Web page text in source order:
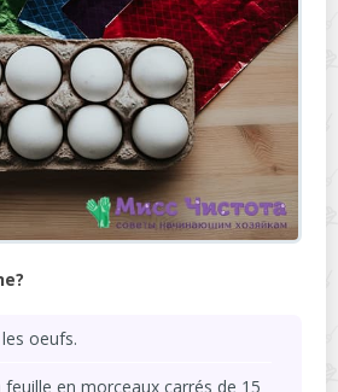
oeufs.
feuille en morceaux carrés de 15